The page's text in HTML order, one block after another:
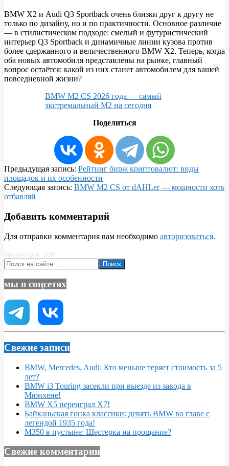
BMW X2 и Audi Q3 Sportback очень близки друг к другу не
только по дизайну, но и по практичности. Основное различие
— в стилистическом подходе: смелый и футуристический
интерьер Q3 Sportback и динамичные линии кузова против
более сдержанного и величественного BMW X2. Теперь, когда
оба новых автомобиля представлены на рынке, главный
вопрос остаётся: какой из них станет автомобилем для вашей
повседневной жизни?
BMW M2 CS 2026 года — самый
экстремальный M2 на сегодня
Поделиться
2025-
08-
28
Предыдущая запись: Рейтинг бирж криптовалют: виды
площадок и их особенности
Следующая запись: BMW M2 CS от dAHLer — мощности хоть
отбавляй
Добавить комментарий
Для отправки комментария вам необходимо авторизоваться.
Просмотров: 100
Поиск
мы в соцсетях
Свежие записи
BMW, Mercedes, Audi: Кто меньше теряет стоимость за 5
лет?
BMW i3 Touring засекли при выезде из завода в
Мюнхене!
BMW X5 переиграл X7!
Байканьская гонка классики: девять BMW во главе с
легендой 1935 года!
M350 в пустыне: Шестерка на прощание?
Свежие комментарии